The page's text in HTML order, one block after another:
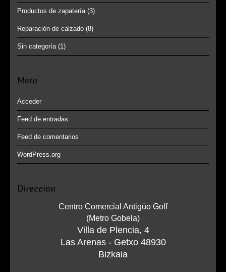
Productos de zapatería (3)
Reparación de calzado (8)
Sin categoría (1)
Meta
Acceder
Feed de entradas
Feed de comentarios
WordPress.org
Direccion
Centro Comercial Antigüo Golf
(Metro Gobela)
Villa de Plencia, 4
Las Arenas - Getxo 48930
Bizkaia